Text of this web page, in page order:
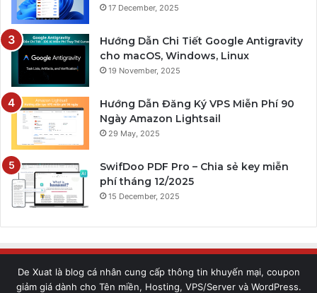
17 December, 2025
Hướng Dẫn Chi Tiết Google Antigravity
cho macOS, Windows, Linux
19 November, 2025
Hướng Dẫn Đăng Ký VPS Miễn Phí 90
Ngày Amazon Lightsail
29 May, 2025
SwifDoo PDF Pro – Chia sẻ key miễn
phí tháng 12/2025
15 December, 2025
De Xuat là blog cá nhân cung cấp thông tin khuyến mại, coupon
giảm giá dành cho Tên miền, Hosting, VPS/Server và WordPress.